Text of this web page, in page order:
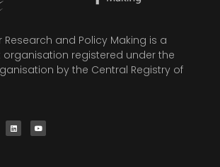
Research and Policy Making is a
registered under the
by the Central Registry of